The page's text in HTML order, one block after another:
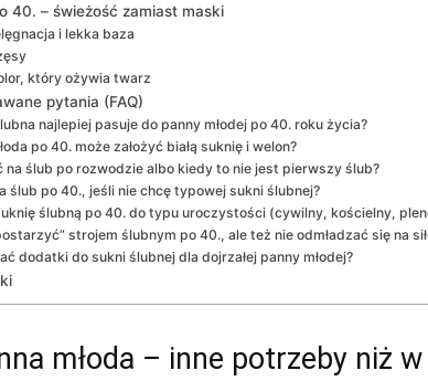
40. – świeżość zamiast maski
i lekka baza
który ożywia twarz
pytania (FAQ)
najlepiej pasuje do panny młodej po 40. roku życia?
po 40. może założyć białą suknię i welon?
na ślub po rozwodzie albo kiedy to nie jest pierwszy ślub?
ślub po 40., jeśli nie chcę typowej sukni ślubnej?
ślubną po 40. do typu uroczystości (cywilny, kościelny,
strojem ślubnym po 40., ale też nie odmładzać się na
dodatki do sukni ślubnej dla dojrzałej panny młodej?
młoda – inne potrzeby niż